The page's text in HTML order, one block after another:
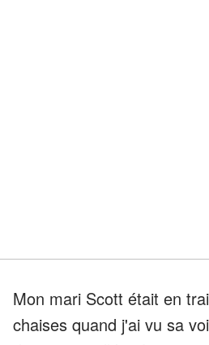
Mon mari Scott était en
chaises quand j'ai vu sa